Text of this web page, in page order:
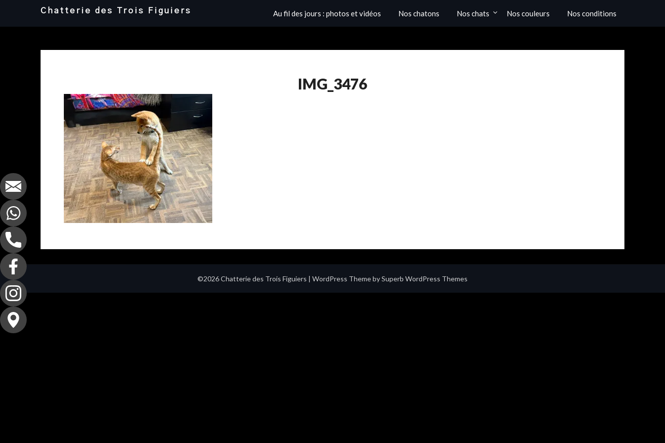
Chatterie des Trois Figuiers Au fil des jours : photos et vidéos Nos chatons Nos chats Nos couleurs Nos conditions
IMG_3476
©2026 Chatterie des Trois Figuiers | WordPress Theme bySuperb WordPress Themes